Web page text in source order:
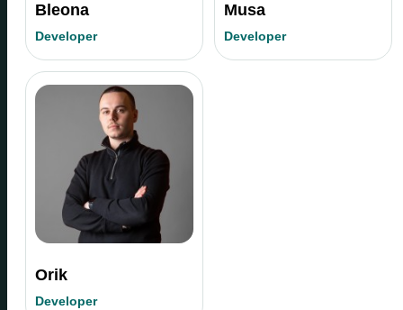
Bleona
Developer
Musa
Developer
Orik
Developer